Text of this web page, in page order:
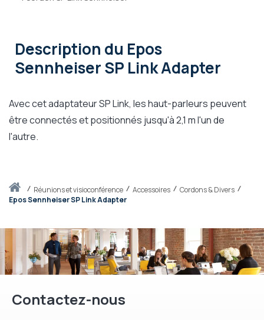
Accueilréunions et visioconférence Accessoires
Cordons & Divers
Epos Sennheiser SP Link Adapter
Description du Epos
Sennheiser SP Link Adapter
Avec cet adaptateur SP Link, les haut-parleurs peuvent
être connectés et positionnés jusqu'à 2,1 m l'un de
l'autre.
Contactez-nous